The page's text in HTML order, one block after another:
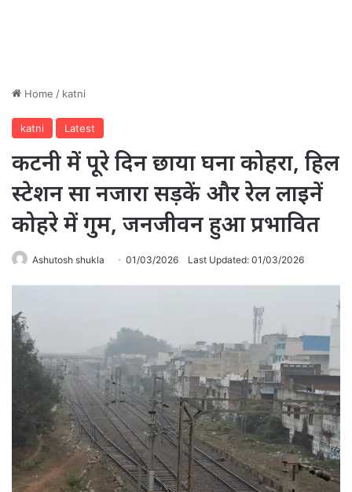
Home / katni
katni Latest
कटनी में पूरे दिन छाया घना कोहरा, हिल
स्टेशन सा नजारा सड़कें और रेल लाइनें
कोहरे में गुम, जनजीवन हुआ प्रभावित
Ashutosh shukla 01/03/2026 Last Updated: 01/03/2026